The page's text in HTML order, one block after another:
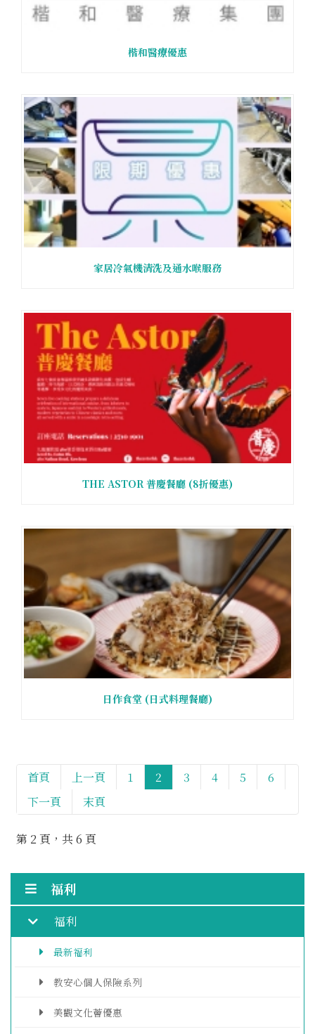
福利
福利
最新福利
教安心個人保險系列
美觀文化薈優惠
楷和醫療優惠
家居冷氣機清洗及通水喉服務
THE ASTOR 普慶餐廳 (8折優惠)
日作食堂 (日式料理餐廳)
首頁 上一頁 1 2 3 4 5
6
下一頁
末頁
第 2 頁，共 6 頁